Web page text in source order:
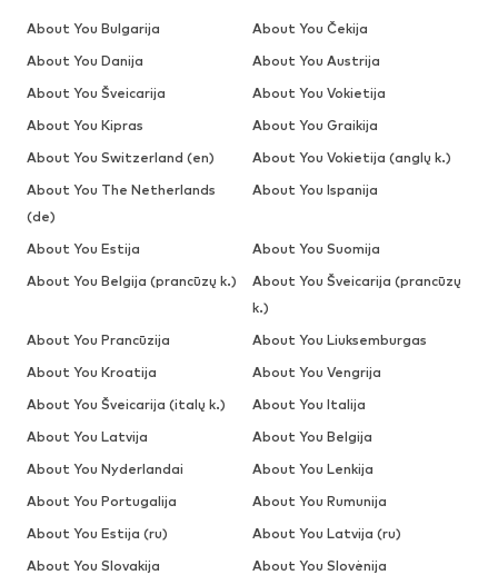
About You Bulgarija
About You Čekija
About You Danija
About You Austrija
About You Šveicarija
About You Vokietija
About You Kipras
About You Graikija
About You Switzerland (en)
About You Vokietija (anglų k.)
About You The Netherlands
(de)
About You Ispanija
About You Estija
About You Suomija
About You Belgija (prancūzų k.)
About You Šveicarija (prancūzų
k.)
About You Prancūzija
About You Liuksemburgas
About You Kroatija
About You Vengrija
About You Šveicarija (italų k.)
About You Italija
About You Latvija
About You Belgija
About You Nyderlandai
About You Lenkija
About You Portugalija
About You Rumunija
About You Estija (ru)
About You Latvija (ru)
About You Slovakija
About You Slovėnija